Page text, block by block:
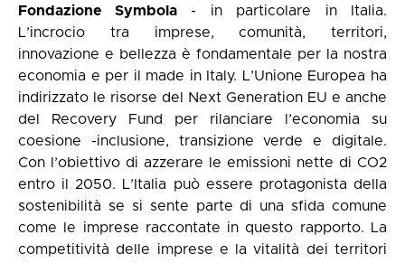
Fondazione Symbola- in particolare in Italia.
L’incrocio tra imprese, comunità, territori,
innovazione e bellezza è fondamentale per la nostra
economia e per il made in Italy. L’Unione Europea ha
indirizzato le risorse del Next Generation EU e anche
del Recovery Fund per rilanciare l’economia su
coesione -inclusione, transizione verde e digitale.
Con l’obiettivo di azzerare le emissioni nette di CO2
entro il 2050. L’Italia può essere protagonista della
sostenibilità se si sente parte di una sfida comune
come le imprese raccontate in questo rapporto. La
competitività delle imprese e la vitalità dei territori